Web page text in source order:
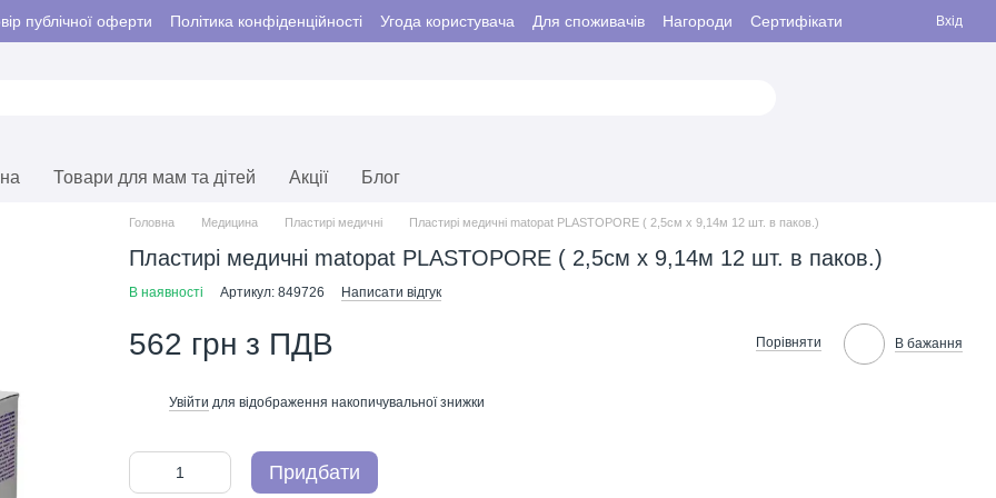
публічної оферти Політика конфіденційності Угода користувача Для споживачів Нагороди
Сертифікати
Вхід
Товари для мам та дітей Акції Блог
Головна Медицина Пластирі медичні Пластирі медичні matopat PLASTOPORE ( 2,5см x 9,14м 12 шт. в паков.)
Пластирі медичні matopat PLASTOPORE ( 2,5см x 9,14м 12 шт. в паков.)
В наявності Артикул: 849726 Написати відгук
562 грн з ПДВ Порівняти В бажання
Увійти для відображення накопичувальної знижки
Придбати